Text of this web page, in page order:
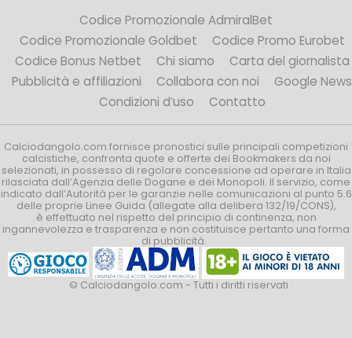
Codice Promozionale AdmiralBet
Codice Promozionale Goldbet
Codice Promo Eurobet
Codice Bonus Netbet
Chi siamo
Carta del giornalista
Pubblicità e affiliazioni
Collabora con noi
Google News
Condizioni d’uso
Contatto
Calciodangolo.com fornisce pronostici sulle principali competizioni
calcistiche, confronta quote e offerte dei Bookmakers da noi
selezionati, in possesso di regolare concessione ad operare in Italia
rilasciata dall’Agenzia delle Dogane e dei Monopoli. Il servizio, come
indicato dall’Autorità per le garanzie nelle comunicazioni al punto 5.6
delle proprie Linee Guida (allegate alla delibera 132/19/CONS),
è effettuato nel rispetto del principio di continenza, non
ingannevolezza e trasparenza e non costituisce pertanto una forma
di pubblicità.
© Calciodangolo.com - Tutti i diritti riservati